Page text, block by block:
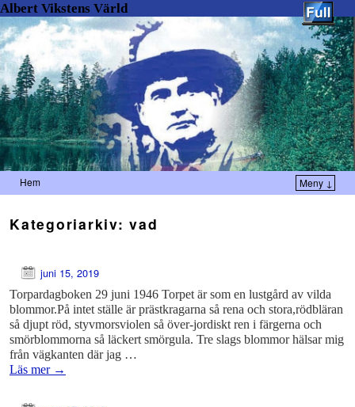
Albert Vikstens Värld
Hem Meny ↓
Kategoriarkiv:vad
juni 15, 2019
Torpardagboken 29 juni 1946 Torpet är som en lustgård av vilda
blommor.På intet ställe är prästkragarna så rena och stora,rödbläran
så djupt röd, styvmorsviolen så över-jordiskt ren i färgerna och
smörblommorna så läckert smörgula. Tre slags blommor hälsar mig
från vägkanten där jag …
Läs mer →